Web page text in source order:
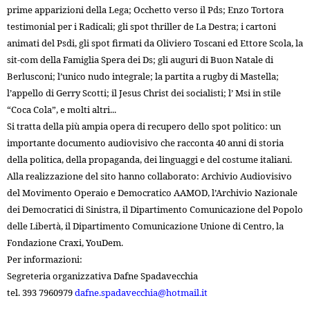
prime apparizioni della Lega; Occhetto verso il Pds; Enzo Tortora
testimonial per i Radicali; gli spot thriller de La Destra; i cartoni
animati del Psdi, gli spot firmati da Oliviero Toscani ed Ettore Scola, la
sit-com della Famiglia Spera dei Ds; gli auguri di Buon Natale di
Berlusconi; l’unico nudo integrale; la partita a rugby di Mastella;
l’appello di Gerry Scotti; il Jesus Christ dei socialisti; l’ Msi in stile
“Coca Cola”, e molti altri...
Si tratta della più ampia opera di recupero dello spot politico: un
importante documento audiovisivo che racconta 40 anni di storia
della politica, della propaganda, dei linguaggi e del costume italiani.
Alla realizzazione del sito hanno collaborato: Archivio Audiovisivo
del Movimento Operaio e Democratico AAMOD, l’Archivio Nazionale
dei Democratici di Sinistra, il Dipartimento Comunicazione del Popolo
delle Libertà, il Dipartimento Comunicazione Unione di Centro, la
Fondazione Craxi, YouDem.
Per informazioni:
Segreteria organizzativa Dafne Spadavecchia
tel. 393 7960979dafne.spadavecchia@hotmail.it